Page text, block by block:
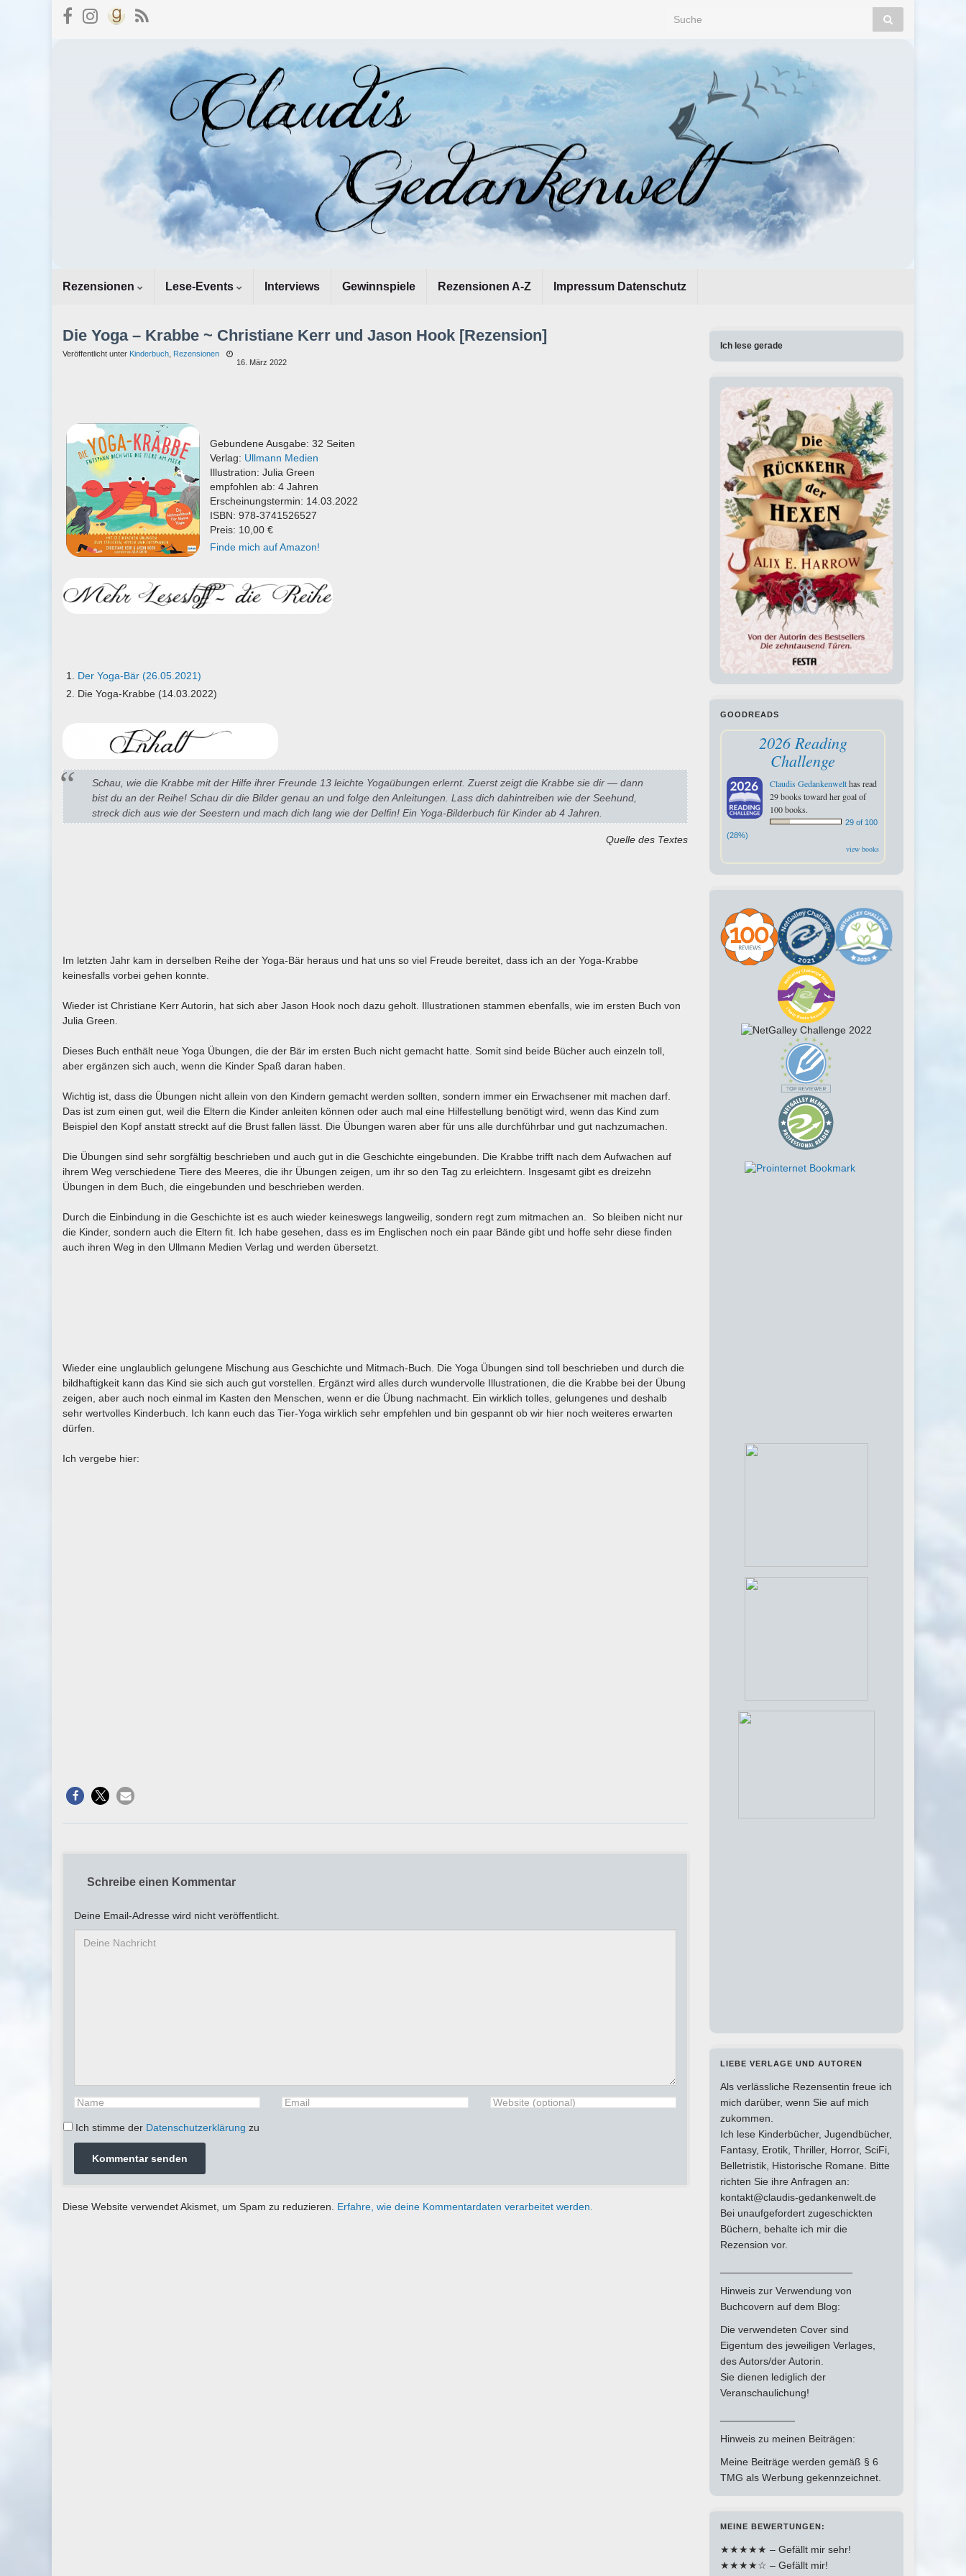
Rezensionen Lese-Events Interviews Gewinnspiele Rezensionen A-Z Impressum Datenschutz
Die Yoga – Krabbe ~ Christiane Kerr und Jason Hook [Rezension]
Veröffentlicht unter Kinderbuch Rezensionen
16. März 2022
Gebundene Ausgabe: 32 Seiten
Verlag: Ullmann Medien
Illustration: Julia Green
empfohlen ab: 4 Jahren
Erscheinungstermin: 14.03.2022
ISBN: 978-3741526527
Preis: 10,00 €
Finde mich auf Amazon!
Der Yoga-Bär (26.05.2021)
Die Yoga-Krabbe (14.03.2022)
Schau, wie die Krabbe mit der Hilfe ihrer Freunde 13 leichte Yogaübungen erlernt. Zuerst zeigt die Krabbe sie dir ― dann
bist du an der Reihe! Schau dir die Bilder genau an und folge den Anleitungen. Lass dich dahintreiben wie der Seehund,
streck dich aus wie der Seestern und mach dich lang wie der Delfin! Ein Yoga-Bilderbuch für Kinder ab 4 Jahren.
Quelle des Textes
Im letzten Jahr kam in derselben Reihe der Yoga-Bär heraus und hat uns so viel Freude bereitet, dass ich an der Yoga-Krabbe
keinesfalls vorbei gehen konnte.
Wieder ist Christiane Kerr Autorin, hat sich aber Jason Hook noch dazu geholt. Illustrationen stammen ebenfalls, wie im ersten Buch von
Julia Green.
Dieses Buch enthält neue Yoga Übungen, die der Bär im ersten Buch nicht gemacht hatte. Somit sind beide Bücher auch einzeln toll,
aber ergänzen sich auch, wenn die Kinder Spaß daran haben.
Wichtig ist, dass die Übungen nicht allein von den Kindern gemacht werden sollten, sondern immer ein Erwachsener mit machen darf.
Das ist zum einen gut, weil die Eltern die Kinder anleiten können oder auch mal eine Hilfestellung benötigt wird, wenn das Kind zum
Beispiel den Kopf anstatt streckt auf die Brust fallen lässt. Die Übungen waren aber für uns alle durchführbar und gut nachzumachen.
Die Übungen sind sehr sorgfältig beschrieben und auch gut in die Geschichte eingebunden. Die Krabbe trifft nach dem Aufwachen auf
ihrem Weg verschiedene Tiere des Meeres, die ihr Übungen zeigen, um ihr so den Tag zu erleichtern. Insgesamt gibt es dreizehn
Übungen in dem Buch, die eingebunden und beschrieben werden.
Durch die Einbindung in die Geschichte ist es auch wieder keineswegs langweilig, sondern regt zum mitmachen an. So bleiben nicht nur
die Kinder, sondern auch die Eltern fit. Ich habe gesehen, dass es im Englischen noch ein paar Bände gibt und hoffe sehr diese finden
auch ihren Weg in den Ullmann Medien Verlag und werden übersetzt.
Wieder eine unglaublich gelungene Mischung aus Geschichte und Mitmach-Buch. Die Yoga Übungen sind toll beschrieben und durch die
bildhaftigkeit kann das Kind sie sich auch gut vorstellen. Ergänzt wird alles durch wundervolle Illustrationen, die die Krabbe bei der Übung
zeigen, aber auch noch einmal im Kasten den Menschen, wenn er die Übung nachmacht. Ein wirklich tolles, gelungenes und deshalb
sehr wertvolles Kinderbuch. Ich kann euch das Tier-Yoga wirklich sehr empfehlen und bin gespannt ob wir hier noch weiteres erwarten
dürfen.
Ich vergebe hier:
Schreibe einen Kommentar
Deine Email-Adresse wird nicht veröffentlicht.
Ich stimme der Datenschutzerklärung zu
Diese Website verwendet Akismet, um Spam zu reduzieren. Erfahre, wie deine Kommentardaten verarbeitet werden.
Ich lese gerade
GOODREADS
2026 Reading
Challenge
Claudis Gedankenwelthas read
29 books toward her goal of
100 books.
29 of 100
(28%)
view books
LIEBE VERLAGE UND AUTOREN
Als verlässliche Rezensentin freue ich
mich darüber, wenn Sie auf mich
zukommen.
Ich lese Kinderbücher, Jugendbücher,
Fantasy, Erotik, Thriller, Horror, SciFi,
Belletristik, Historische Romane. Bitte
richten Sie ihre Anfragen an:
kontakt@claudis-gedankenwelt.de
Bei unaufgefordert zugeschickten
Büchern, behalte ich mir die
Rezension vor.
Hinweis zur Verwendung von
Buchcovern auf dem Blog:
Die verwendeten Cover sind
Eigentum des jeweiligen Verlages,
des Autors/der Autorin.
Sie dienen lediglich der
Veranschaulichung!
Hinweis zu meinen Beiträgen:
Meine Beiträge werden gemäß § 6
TMG als Werbung gekennzeichnet.
MEINE BEWERTUNGEN:
★★★★★ – Gefällt mir sehr!
★★★★☆ – Gefällt mir!